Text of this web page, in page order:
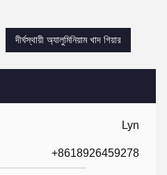
Lyn
+8618926459278
দীর্ঘস্থায়ী অ্যালুমিনিয়াম খাদ গিয়ার